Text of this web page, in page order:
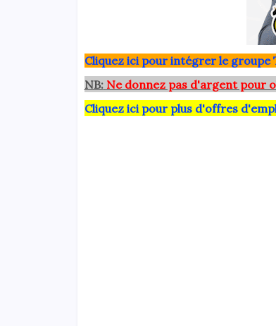
Cliquez ici pour intégrer le groupe
NB: Ne donnez pas d'argent pour
Cliquez ici pour plus d'offres